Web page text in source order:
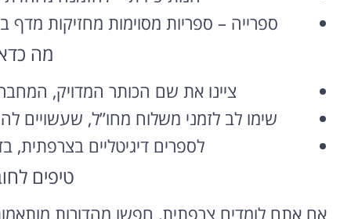
ספרייה – ספריות מסוימות מחזיקות
מה
ציינו את שם הכותר המדויק,
שימו לב לזמני משלוח מחו”ל, שעשויים
לספרים דיגיטליים
טיפים
אם אתם לומדים צרפתית, חפשו מהדורות
השכרת רכב
השוואת מחירים בין חברות
מקומיות לקבלת הצעת מחיר
משתלמת
לחצו פה!